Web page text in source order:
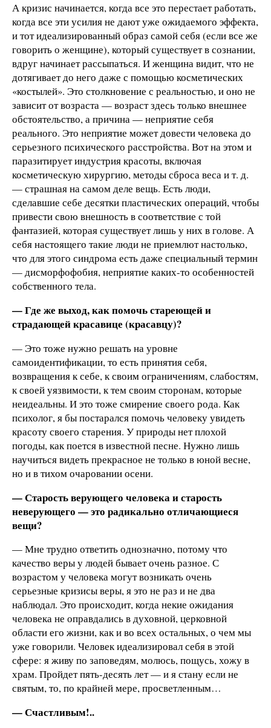
А кризис начинается, когда все это перестает работать,
когда все эти усилия не дают уже ожидаемого эффекта,
и тот идеализированный образ самой себя (если все же
говорить о женщине), который существует в сознании,
вдруг начинает рассыпаться. И женщина видит, что не
дотягивает до него даже с помощью косметических
«костылей». Это столкновение с реальностью, и оно не
зависит от возраста — возраст здесь только внешнее
обстоятельство, а причина — неприятие себя
реального. Это неприятие может довести человека до
серьезного психического расстройства. Вот на этом и
паразитирует индустрия красоты, включая
косметическую хирургию, методы сброса веса и т. д.
— страшная на самом деле вещь. Есть люди,
сделавшие себе десятки пластических операций, чтобы
привести свою внешность в соответствие с той
фантазией, которая существует лишь у них в голове. А
себя настоящего такие люди не приемлют настолько,
что для этого синдрома есть даже специальный термин
— дисморфофобия, неприятие каких-то особенностей
собственного тела.
— Где же выход, как помочь стареющей и
страдающей красавице (красавцу)?
— Это тоже нужно решать на уровне
самоидентификации, то есть принятия себя,
возвращения к себе, к своим ограничениям, слабостям,
к своей уязвимости, к тем своим сторонам, которые
неидеальны. И это тоже смирение своего рода. Как
психолог, я бы постарался помочь человеку увидеть
красоту своего старения. У природы нет плохой
погоды, как поется в известной песне. Нужно лишь
научиться видеть прекрасное не только в юной весне,
но и в тихом очаровании осени.
— Старость верующего человека и старость
неверующего — это радикально отличающиеся
вещи?
— Мне трудно ответить однозначно, потому что
качество веры у людей бывает очень разное. С
возрастом у человека могут возникать очень
серьезные кризисы веры, я это не раз и не два
наблюдал. Это происходит, когда некие ожидания
человека не оправдались в духовной, церковной
области его жизни, как и во всех остальных, о чем мы
уже говорили. Человек идеализировал себя в этой
сфере: я живу по заповедям, молюсь, пощусь, хожу в
храм. Пройдет пять-десять лет — и я стану если не
святым, то, по крайней мере, просветленным…
— Счастливым!..